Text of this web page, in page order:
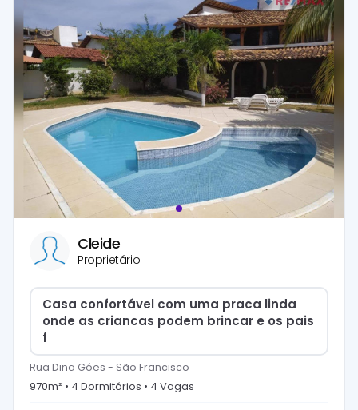
Cleide
Proprietário
Casa confortável com uma praca linda
onde as criancas podem brincar e os pais
f
Rua Dina Góes - São Francisco
970m² • 4 Dormitórios • 4 Vagas